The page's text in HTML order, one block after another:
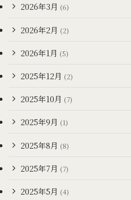
2026年3月 (6)
2026年2月 (2)
2026年1月 (5)
2025年12月 (2)
2025年10月 (7)
2025年9月 (1)
2025年8月 (8)
2025年7月 (7)
2025年5月 (4)